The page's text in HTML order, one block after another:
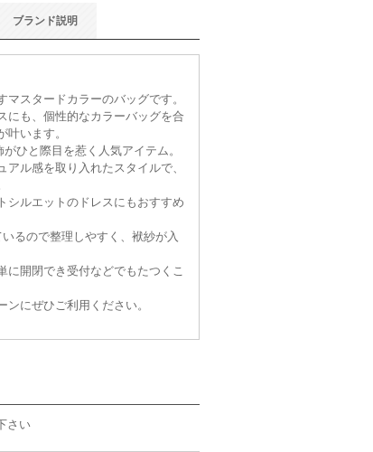
スタードカラーのバッグです。
にも、個性的なカラーバッグを合
います。
ひと際目を惹く人気アイテム。
ル感を取り入れたスタイルで、
シルエットのドレスにもおすすめ
るので整理しやすく、袱紗が入
に開閉でき受付などでもたつくこ
にぜひご利用ください。
ブランド説明
さい